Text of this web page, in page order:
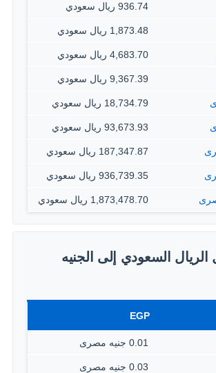
936.74 ريال سعودي
1,873.48 ريال سعودي
4,683.70 ريال سعودي
9,367.39 ريال سعودي
18,734.79 ريال سعودي
93,673.93 ريال سعودي
187,347.87 ريال سعودي
936,739.35 ريال سعودي
1,873,478.70 ريال سعودي
الريال السعودي إلى الجنيه
EGP
0.01 جنيه مصرى
0.03 جنيه مصرى